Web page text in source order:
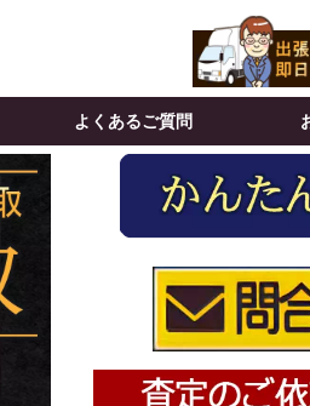
よくあるご質問